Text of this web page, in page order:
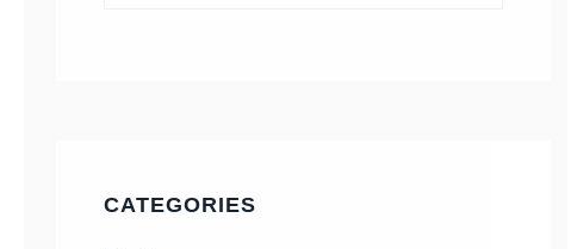
CATEGORIES